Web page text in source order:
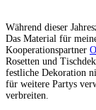
Während dieser
Das Material für
Kooperationspartner
Rosetten und
festliche Dekoration
für weitere Partys
verbreiten.